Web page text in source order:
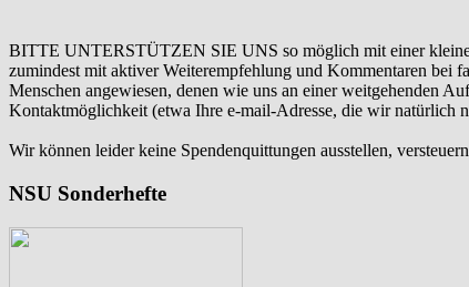
BITTE UNTERSTÜTZEN SIE UNS so möglich mit einer
zumindest mit aktiver Weiterempfehlung und Kommentaren bei
Menschen angewiesen, denen wie uns an einer weitgehenden
Kontaktmöglichkeit (etwa Ihre e-mail-Adresse, die wir natürlich
Wir können leider keine Spendenquittungen ausstellen,
NSU Sonderhefte